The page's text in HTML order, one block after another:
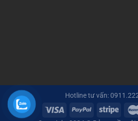
Hotline tư vấn: